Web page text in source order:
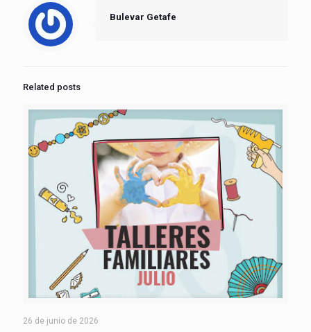
Bulevar Getafe
Related posts
26 de junio de 2026